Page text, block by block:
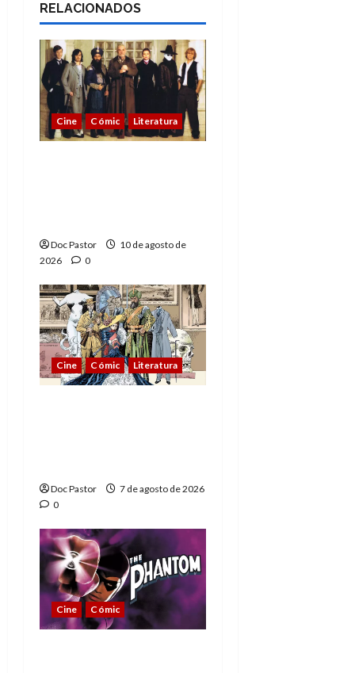
RELACIONADOS
Cine Cómic Literatura
Doc Pastor
10 de agosto de
2026
0
Cine Cómic Literatura
Doc Pastor
7 de agosto de 2026
0
Cine Cómic